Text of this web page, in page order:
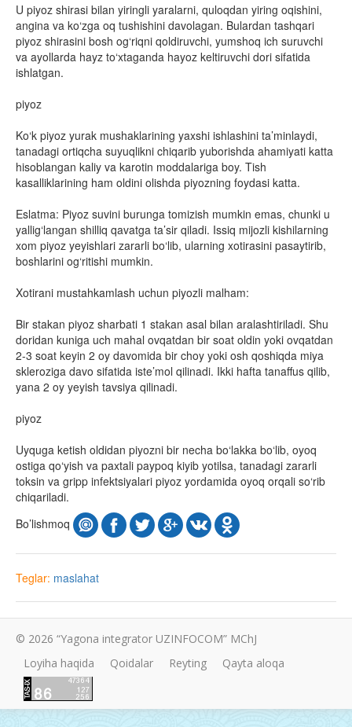
U piyoz shirasi bilan yiringli yaralarni, quloqdan yiring oqishini,
angina va ko‘zga oq tushishini davolagan. Bulardan tashqari
piyoz shirasini bosh og‘riqni qoldiruvchi, yumshoq ich suruvchi
va ayollarda hayz to‘xtaganda hayoz keltiruvchi dori sifatida
ishlatgan.
piyoz
Ko‘k piyoz yurak mushaklarining yaxshi ishlashini ta’minlaydi,
tanadagi ortiqcha suyuqlikni chiqarib yuborishda ahamiyati katta
hisoblangan kaliy va karotin moddalariga boy. Tish
kasalliklarining ham oldini olishda piyozning foydasi katta.
Eslatma: Piyoz suvini burunga tomizish mumkin emas, chunki u
yallig‘langan shilliq qavatga ta’sir qiladi. Issiq mijozli kishilarning
xom piyoz yeyishlari zararli bo‘lib, ularning xotirasini pasaytirib,
boshlarini og‘ritishi mumkin.
Xotirani mustahkamlash uchun piyozli malham:
Bir stakan piyoz sharbati 1 stakan asal bilan aralashtiriladi. Shu
doridan kuniga uch mahal ovqatdan bir soat oldin yoki ovqatdan
2-3 soat keyin 2 oy davomida bir choy yoki osh qoshiqda miya
skleroziga davo sifatida iste’mol qilinadi. Ikki hafta tanaffus qilib,
yana 2 oy yeyish tavsiya qilinadi.
piyoz
Uyquga ketish oldidan piyozni bir necha bo‘lakka bo‘lib, oyoq
ostiga qo‘yish va paxtali paypoq kiyib yotilsa, tanadagi zararli
toksin va gripp infektsiyalari piyoz yordamida oyoq orqali so‘rib
chiqariladi.
Bo’lishmoq
Teglar: maslahat
© 2026 “Yagona integrator UZINFOCOM” MChJ
Loyiha haqida
Qoidalar Reyting Qayta aloqa